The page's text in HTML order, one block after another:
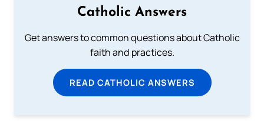
Catholic Answers
Get answers to common questions about Catholic
faith and practices.
READ CATHOLIC ANSWERS